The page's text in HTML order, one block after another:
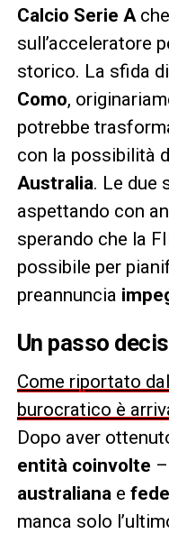
Calcio Serie A
sull’acceleratore
storico. La sfida di
Como,
potrebbe
con la possibilità
Australia. Le due
aspettando con
sperando che la
possibile per
preannuncia
Un passo
Come riportato dal
burocratico è
Dopo aver
entità coinvolte –
australianae
manca solo